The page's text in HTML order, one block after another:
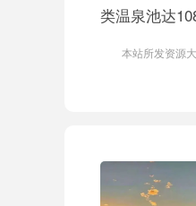
类温泉池达
本站所发资源